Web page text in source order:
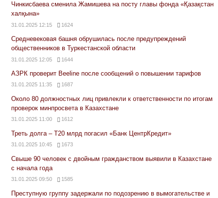
Чинкисбаева сменила Жамишева на посту главы фонда «Қазақстан
халқына»
31.01.2025 12:15 1624
Средневековая башня обрушилась после предупреждений
общественников в Туркестанской области
31.01.2025 12:05 1644
АЗРК проверит Beeline после сообщений о повышении тарифов
31.01.2025 11:35 1687
Около 80 должностных лиц привлекли к ответственности по итогам
проверок минпросвета в Казахстане
31.01.2025 11:00 1612
Треть долга – Т20 млрд погасил «Банк ЦентрКредит»
31.01.2025 10:45 1673
Свыше 90 человек с двойным гражданством выявили в Казахстане
с начала года
31.01.2025 09:50 1585
Преступную группу задержали по подозрению в вымогательстве и